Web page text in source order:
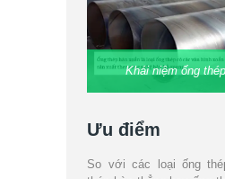
Khái niệm ống
Ưu điểm
So với các loại ống